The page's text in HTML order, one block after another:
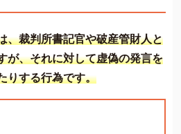
、裁判所書記官や破産管財人と
が、それに対して虚偽の発言を
りする行為です。